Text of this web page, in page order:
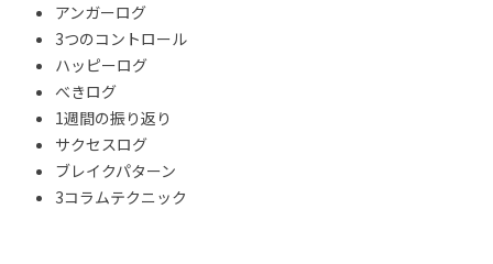
アンガーログ
3つのコントロール
ハッピーログ
べきログ
1週間の振り返り
サクセスログ
ブレイクパターン
3コラムテクニック